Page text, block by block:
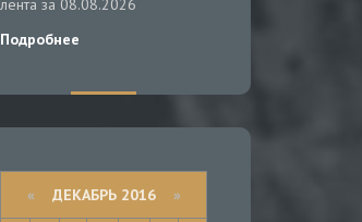
Подробнее
« ДЕКАБРЬ 2016 »